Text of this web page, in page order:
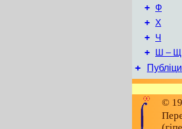
+ Ф
+ Х
+ Ч
+ Ш – Щ
+
©